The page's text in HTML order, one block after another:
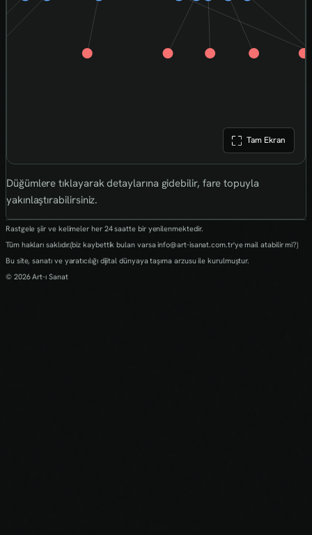
Tam Ekran
Düğümlere tıklayarak detaylarına gidebilir, fare topuyla
yakınlaştırabilirsiniz.
Rastgele şiir ve kelimeler her 24 saatte bir yenilenmektedir.
Tüm hakları saklıdır.(biz kaybettik bulan varsa info@art-isanat.com.tr'ye mail atabilir mi?)
Bu site, sanatı ve yaratıcılığı dijital dünyaya taşıma arzusu ile kurulmuştur.
© 2026 Art-ı Sanat